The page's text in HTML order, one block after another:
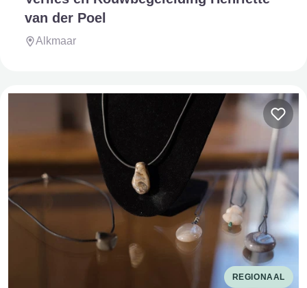
van der Poel
Alkmaar
REGIONAAL